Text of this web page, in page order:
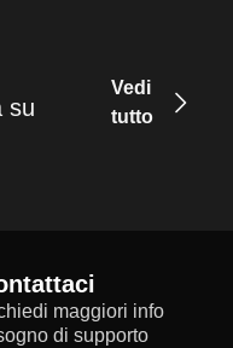
su
Vedi
tutto
maggiori info
di supporto